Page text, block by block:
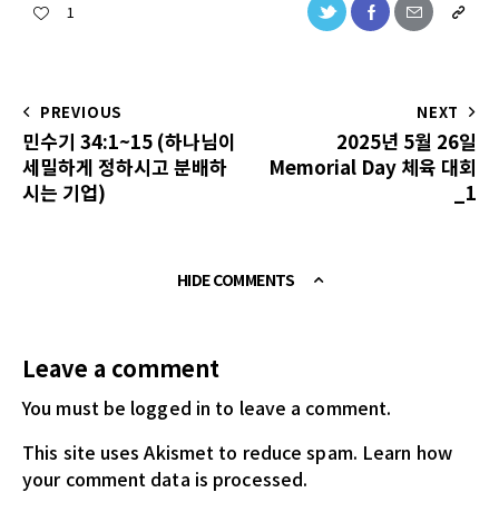
1
PREVIOUS
민수기 34:1~15 (하나님이
세밀하게 정하시고 분배하
시는 기업)
NEXT
2025년 5월 26일
Memorial Day 체육 대회
_1
HIDE COMMENTS
Leave a comment
You must be logged in to leave a comment.
This site uses Akismet to reduce spam. Learn how
your comment data is processed.